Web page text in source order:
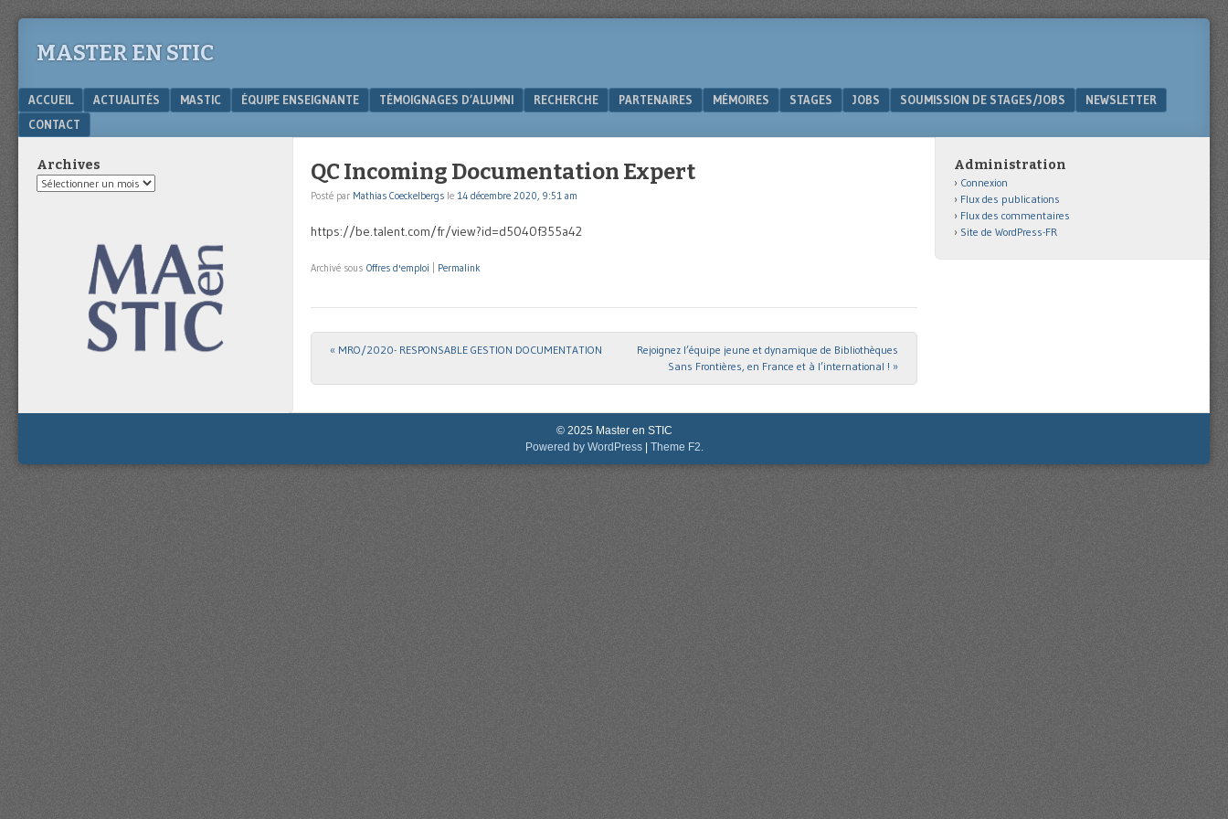
MASTER EN STIC
Menu
SKIP TO CONTENT
ACCUEIL ACTUALITÉS MASTIC ÉQUIPE ENSEIGNANTE TÉMOIGNAGES D’ALUMNI RECHERCHE PARTENAIRES MÉMOIRES STAGES JOBS SOUMISSION DE STAGES/JOBS
NEWSLETTER
CONTACT
QC Incoming Documentation Expert
Posté par Mathias Coeckelbergs le 14 décembre 2020, 9:51 am
https://be.talent.com/fr/view?id=d5040f355a42
Archivé sous Offres d'emploi Permalink
Post navigation
« MRO/2020- RESPONSABLE GESTION DOCUMENTATION
Rejoignez l’équipe jeune et dynamique de Bibliothèques
Sans Frontières, en France et à l’international ! »
Archives
Archives
Administration
Connexion
Flux des publications
Flux des commentaires
Site de WordPress-FR
© 2025 Master en STIC
Powered by WordPress
Theme F2.